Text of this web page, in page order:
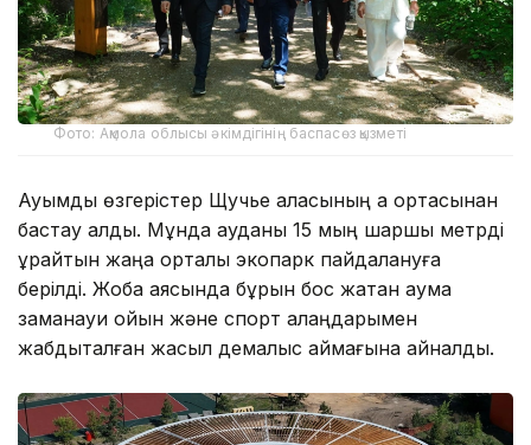
Фото: Ақмола облысы әкімдігінің баспасөз қызметі
Ауқымды өзгерістер Щучье қаласының қақ ортасынан
бастау алды. Мұнда ауданы 15 мың шаршы метрді
құрайтын жаңа орталық экопарк пайдалануға
берілді. Жоба аясында бұрын бос жатқан аумақ
заманауи ойын және спорт алаңдарымен
жабдықталған жасыл демалыс аймағына айналды.